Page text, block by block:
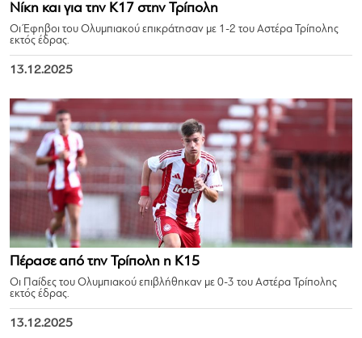
Νίκη και για την Κ17 στην Τρίπολη
Οι Έφηβοι του Ολυμπιακού επικράτησαν με 1-2 του Αστέρα Τρίπολης
εκτός έδρας.
13.12.2025
Πέρασε από την Τρίπολη η Κ15
Οι Παίδες του Ολυμπιακού επιβλήθηκαν με 0-3 του Αστέρα Τρίπολης
εκτός έδρας.
13.12.2025